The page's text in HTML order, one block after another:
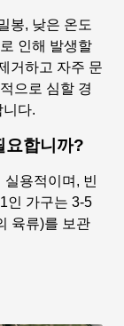
봉, 낮은 온도
인해 발생할
거하고 자주 문
으로 심할 경
다.
요합니까?
실용적이며, 빈
인 가구는 3-5
육류)를 보관